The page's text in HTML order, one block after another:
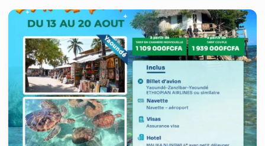
Tanzania, United Republic of -Zanzibar
7 jours à partir de
1 109 000 FCFA